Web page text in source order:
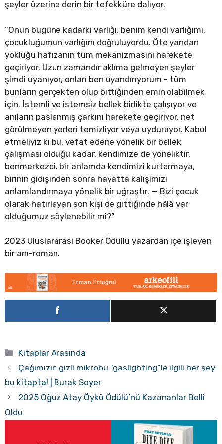
şeyler üzerine derin bir tefekküre dalıyor.
“Onun bugüne kadarki varlığı, benim kendi varlığımı,
çocukluğumun varlığını doğruluyordu. Öte yandan
yokluğu hafızanın tüm mekanizmasını harekete
geçiriyor. Uzun zamandır aklıma gelmeyen şeyler
şimdi uyanıyor, onları ben uyandırıyorum – tüm
bunların gerçekten olup bittiğinden emin olabilmek
için. İstemli ve istemsiz bellek birlikte çalışıyor ve
anıların paslanmış çarkını harekete geçiriyor, net
görülmeyen yerleri temizliyor veya uyduruyor. Kabul
etmeliyiz ki bu, vefat edene yönelik bir bellek
çalışması olduğu kadar, kendimize de yöneliktir,
benmerkezci, bir anlamda kendimizi kurtarmaya,
birinin gidişinden sonra hayatta kalışımızı
anlamlandırmaya yönelik bir uğraştır. — Bizi çocuk
olarak hatırlayan son kişi de gittiğinde hâlâ var
olduğumuz söylenebilir mi?”
2023 Uluslararası Booker Ödüllü yazardan içe işleyen
bir anı-roman.
Kategoriler
Kitaplar Arasında
Çağımızın gizli mikrobu “gaslighting”le ilgili her şey
bu kitapta! | Burak Soyer
2025 Oğuz Atay Öykü Ödülü’nü Kazananlar Belli
Oldu